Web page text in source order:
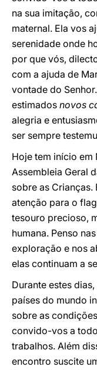
na sua imitação,
maternal. Ela vos
serenidade onde
por que vós,
com a ajuda de
vontade do
estimados novos
alegria e
ser sempre
Hoje tem início em
Assembleia Geral
sobre as
atenção para o
tesouro precioso,
humana. Penso
exploração e nos
elas continuam a
Durante estes
países do mundo
sobre as
convido-vos a
trabalhos. Além
encontro suscite